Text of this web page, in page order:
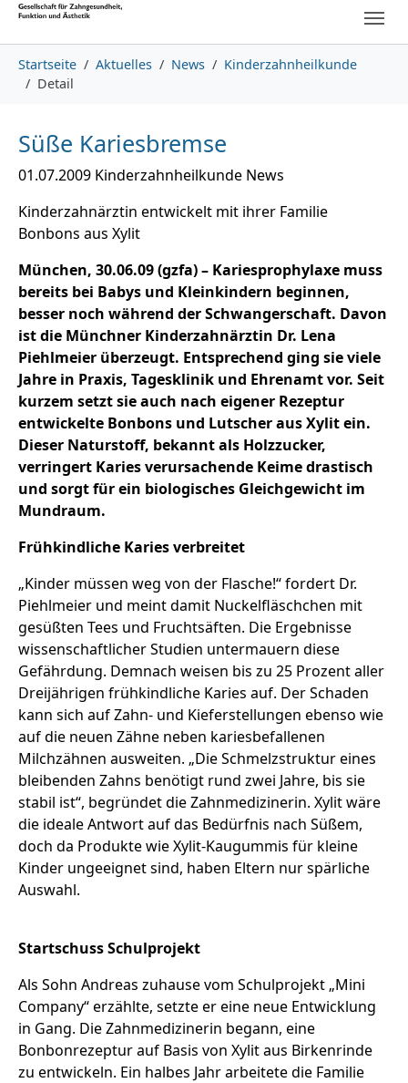
Skip to main content
Skip to page footer
Startseite Aktuelles News
Kinderzahnheilkunde
Detail
Süße Kariesbremse
01.07.2009 Kinderzahnheilkunde News
Kinderzahnärztin entwickelt mit ihrer Familie
Bonbons aus Xylit
München, 30.06.09 (gzfa) – Kariesprophylaxe muss
bereits bei Babys und Kleinkindern beginnen,
besser noch während der Schwangerschaft. Davon
ist die Münchner Kinderzahnärztin Dr. Lena
Piehlmeier überzeugt. Entsprechend ging sie viele
Jahre in Praxis, Tagesklinik und Ehrenamt vor. Seit
kurzem setzt sie auch nach eigener Rezeptur
entwickelte Bonbons und Lutscher aus Xylit ein.
Dieser Naturstoff, bekannt als Holzzucker,
verringert Karies verursachende Keime drastisch
und sorgt für ein biologisches Gleichgewicht im
Mundraum.
Frühkindliche Karies verbreitet
„Kinder müssen weg von der Flasche!“ fordert Dr.
Piehlmeier und meint damit Nuckelfläschchen mit
gesüßten Tees und Fruchtsäften. Die Ergebnisse
wissenschaftlicher Studien untermauern diese
Gefährdung. Demnach weisen bis zu 25 Prozent aller
Dreijährigen frühkindliche Karies auf. Der Schaden
kann sich auf Zahn- und Kieferstellungen ebenso wie
auf die neuen Zähne neben kariesbefallenen
Milchzähnen ausweiten. „Die Schmelzstruktur eines
bleibenden Zahns benötigt rund zwei Jahre, bis sie
stabil ist“, begründet die Zahnmedizinerin. Xylit wäre
die ideale Antwort auf das Bedürfnis nach Süßem,
doch da Produkte wie Xylit-Kaugummis für kleine
Kinder ungeeignet sind, haben Eltern nur spärliche
Auswahl.
Startschuss Schulprojekt
Als Sohn Andreas zuhause vom Schulprojekt „Mini
Company“ erzählte, setzte er eine neue Entwicklung
in Gang. Die Zahnmedizinerin begann, eine
Bonbonrezeptur auf Basis von Xylit aus Birkenrinde
zu entwickeln. Ein halbes Jahr arbeitete die Familie